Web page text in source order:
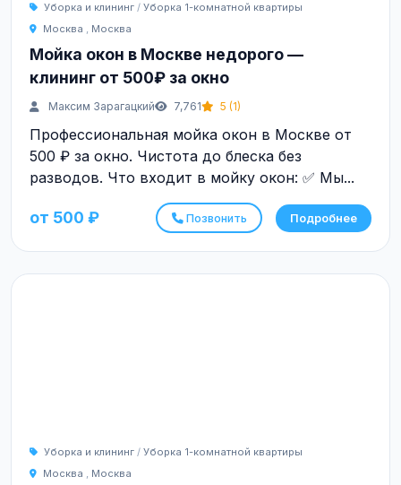
Уборка и клининг / Уборка 1-комнатной квартиры
Москва , Москва
Мойка окон в Москве недорого —
клининг от 500₽ за окно
Максим Зарагацкий 7,761 5 (1)
Профессиональная мойка окон в Москве от
500 ₽ за окно. Чистота до блеска без
разводов. Что входит в мойку окон: ✅ Мы...
от 500 ₽ Позвонить Подробнее
Уборка и клининг / Уборка 1-комнатной квартиры
Москва , Москва